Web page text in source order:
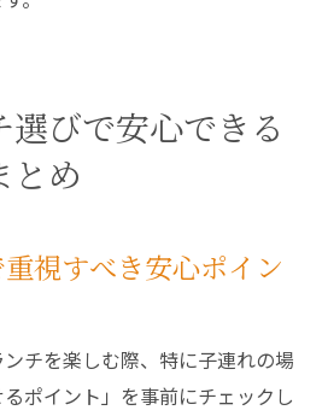
選びで安心できる
とめ
視すべき安心ポイン
チを楽しむ際、特に子連れの場
ポイント」を事前にチェックし